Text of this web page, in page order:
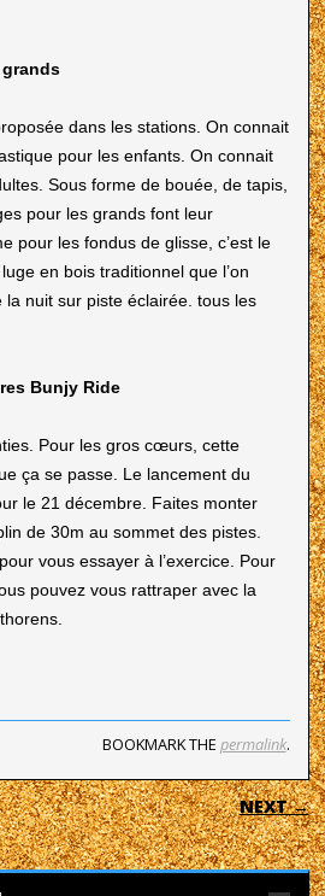
dans les stations. On connait
pour les enfants. On connait
Sous forme de bouée, de tapis,
pour les grands font leur
pour les fondus de glisse, c’est le
en bois traditionnel que l’on
nuit sur piste éclairée. tous les
Bunjy Ride
Pour les gros cœurs, cette
ça se passe. Le lancement du
le 21 décembre. Faites monter
de 30m au sommet des pistes.
vous essayer à l’exercice. Pour
pouvez vous rattraper avec la
BOOKMARK THE permalink.
NEXT →